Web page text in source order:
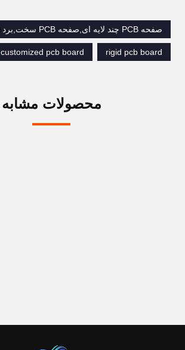
صفحه PCB چند لایه ای,صفحه PCB سخت,برد pcb سفارشی
rigid pcb board
customized pcb board
محصولات مشابه